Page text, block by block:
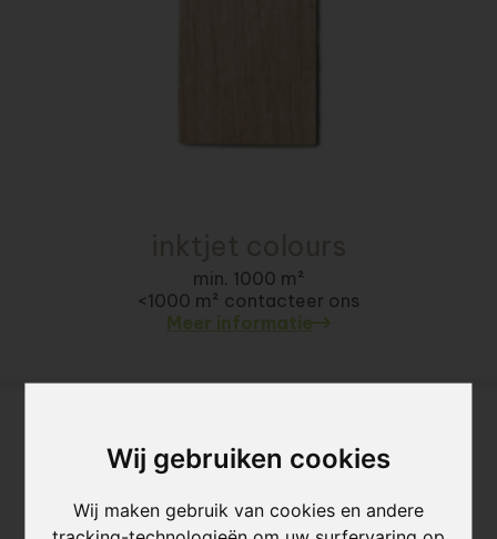
Wij gebruiken cookies
Wij maken gebruik van cookies en andere
min. 1000 m²
<1000 m² contacteer ons
Meer informatie